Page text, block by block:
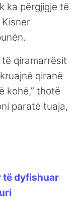
ka përgjigje të
të qiramarrësit
qiranë
kohë,” thotë
paratë tuaja,
të dyfishuar